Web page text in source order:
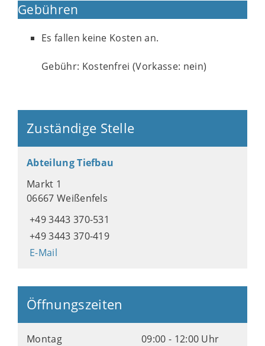
Gebühren
Es fallen keine Kosten an.
Gebühr: Kostenfrei (Vorkasse: nein)
Zuständige Stelle
Abteilung Tiefbau
Markt 1
06667 Weißenfels
+49 3443 370-531
+49 3443 370-419
E-Mail
Öffnungszeiten
Montag
09:00 - 12:00 Uhr